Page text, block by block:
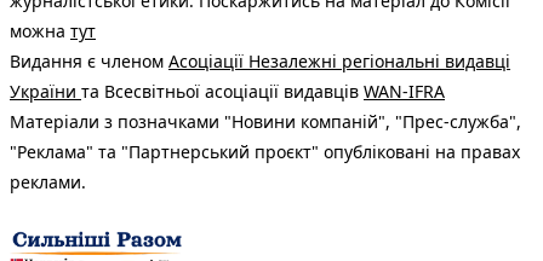
можна тут
Видання є членом Асоціації Незалежні регіональні видавці
України та Всесвітньої асоціації видавців WAN-IFRA
Матеріали з позначками "Новини компаній", "Прес-служба",
"Реклама" та "Партнерський проєкт" опубліковані на правах
реклами.